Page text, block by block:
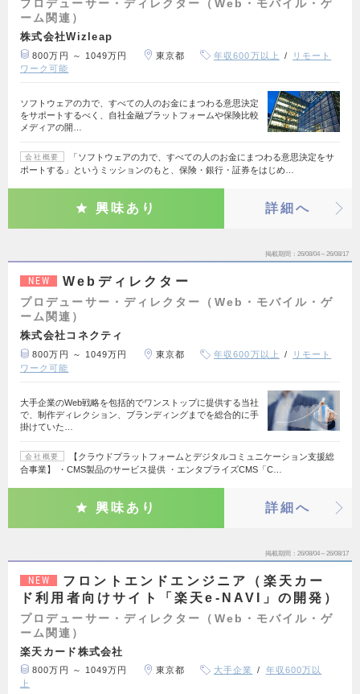
プロデューサー・ディレクター（Web・モバイル・ゲ
ーム関連）
株式会社Wizleap
800万円 ～ 1049万円 東京都 年収600万以上
リモート
ワーク可能
ソフトウェアの力で、すべての人のお金にまつわる意思決定
をサポートするべく、自社金融プラットフォームや保険比較
メディアの開…
会社概要
「ソフトウェアの力で、すべての人のお金にまつわる意思決定をサ
ポートする」というミッションのもと、保険・銀行・証券をはじめ…
興味あり 詳細へ
掲載期間 26/08/04～26/08/17
NEW Webディレクター
プロデューサー・ディレクター（Web・モバイル・ゲ
ーム関連）
株式会社コネクティ
800万円 ～ 1049万円 東京都 年収600万以上
リモート
ワーク可能
大手企業のWeb戦略を包括的でワンストップに提供する当社
で、制作ディレクション、ブランディングまでを総合的に手
掛けていた…
会社概要
【クラウドプラットフォームとデジタルコミュニケーション支援総
合事業】 ・CMS製品のサービス提供 ・エンタプライズCMS「C…
興味あり 詳細へ
掲載期間 26/08/04～26/08/17
NEW
フロントエンドエンジニア（楽天カー
ド利用者向けサイト「楽天e-NAVI」の開発）
プロデューサー・ディレクター（Web・モバイル・ゲ
ーム関連）
楽天カード株式会社
800万円 ～ 1049万円 東京都 大手企業
年収600万以
上